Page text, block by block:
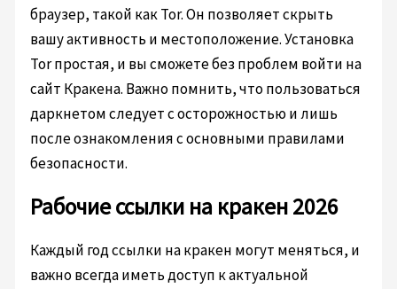
браузер, такой как Tor. Он позволяет скрыть
вашу активность и местоположение. Установка
Tor простая, и вы сможете без проблем войти на
сайт Кракена. Важно помнить, что пользоваться
даркнетом следует с осторожностью и лишь
после ознакомления с основными правилами
безопасности.
Рабочие ссылки на кракен 2026
Каждый год ссылки на кракен могут меняться, и
важно всегда иметь доступ к актуальной